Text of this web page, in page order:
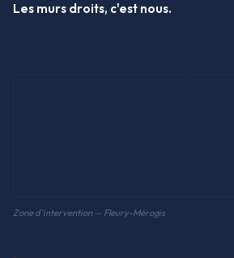
Les murs droits, c'est nous.
Zone d'intervention — Fleury-Mérogis